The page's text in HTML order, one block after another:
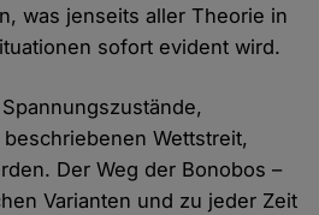
was jenseits aller Theorie in
sofort evident wird.
Wettstreit,
Der Weg der Bonobos –
Varianten und zu jeder Zeit